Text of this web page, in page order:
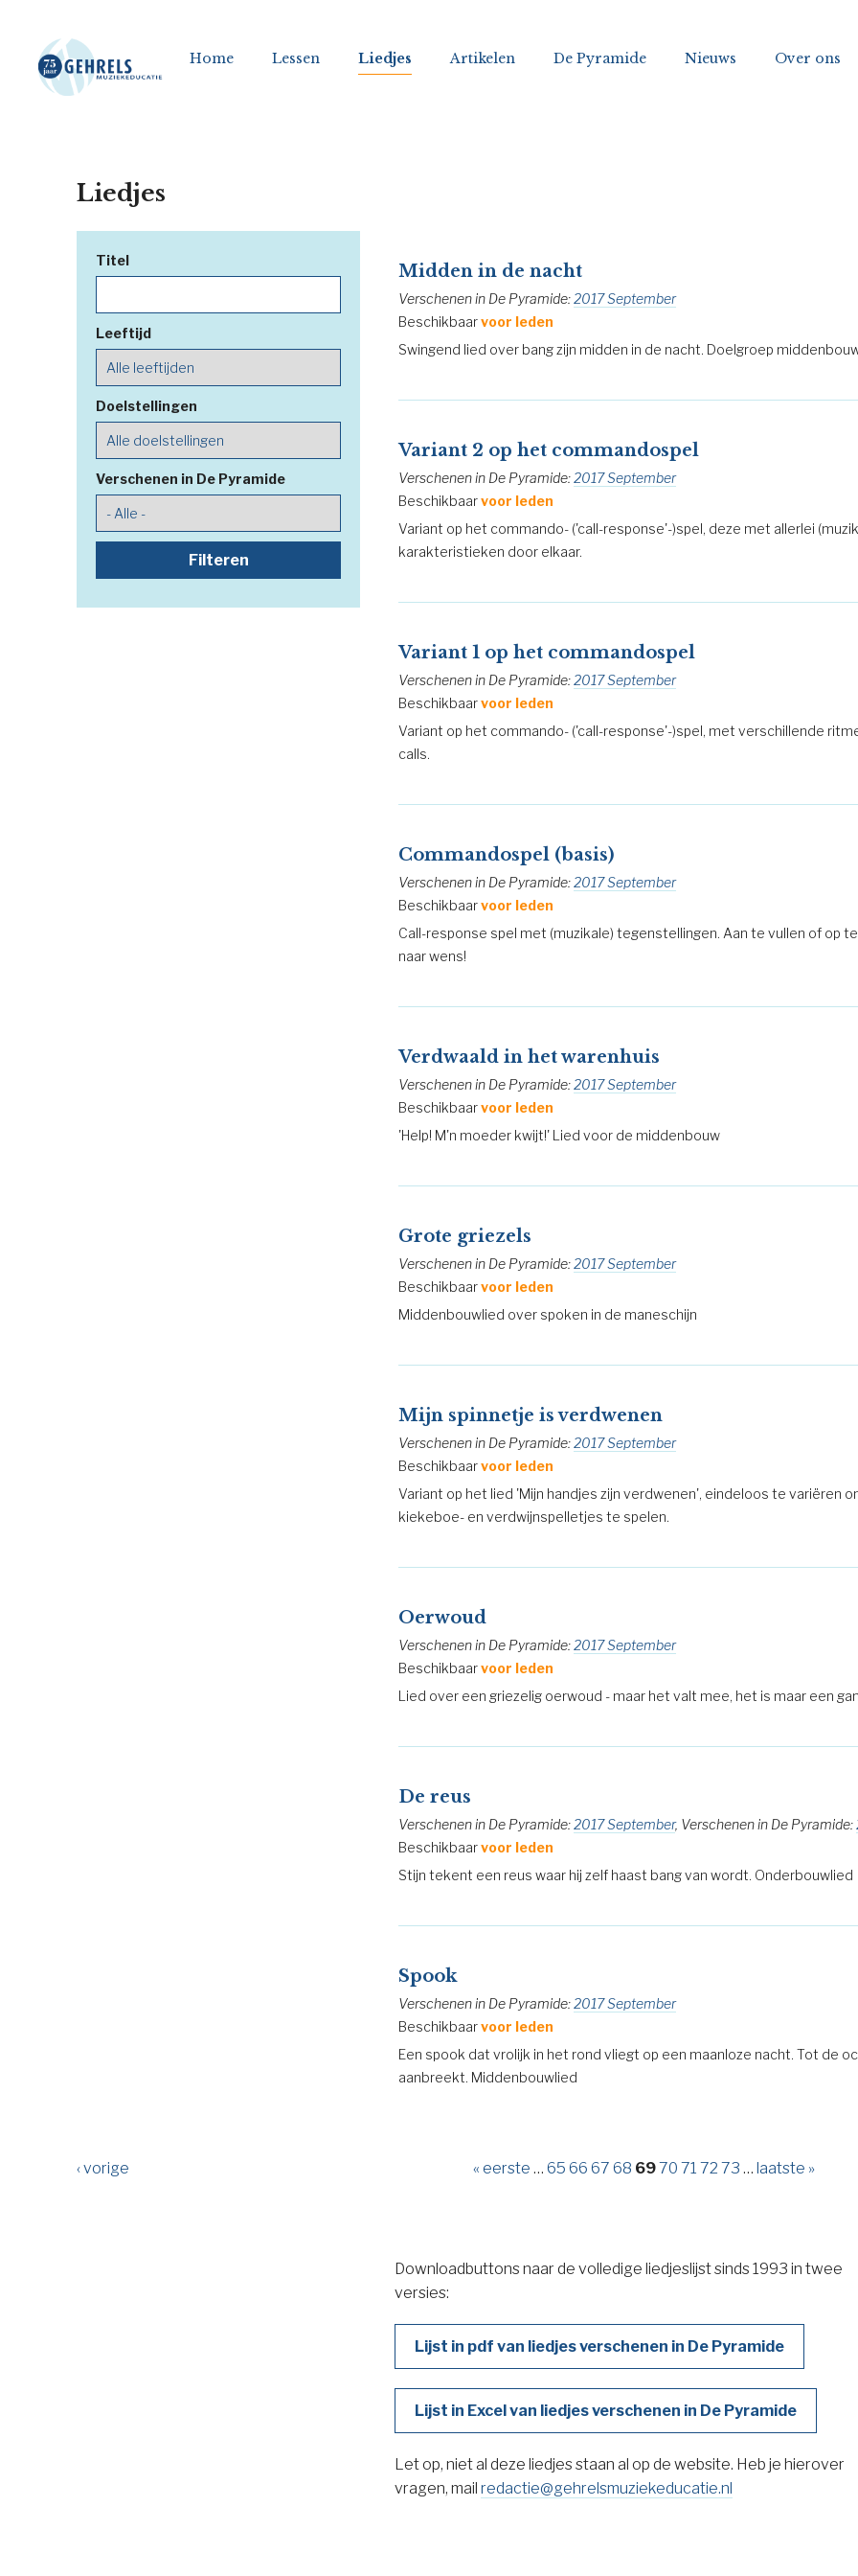
Home Lessen Liedjes Artikelen De Pyramide Nieuws Over ons
Liedjes
Titel
Leeftijd
Doelstellingen
Verschenen in De Pyramide
Midden in de nacht
Verschenen in De Pyramide:2017 September
Beschikbaarvoor leden
Swingend lied over bang zijn midden in de nacht. Doelgroep
Variant 2 op het commandospel
Verschenen in De Pyramide:2017 September
Beschikbaarvoor leden
Variant op het commando- ('call-response'-)spel, deze met allerlei
karakteristieken door elkaar.
Variant 1 op het commandospel
Verschenen in De Pyramide:2017 September
Beschikbaarvoor leden
Variant op het commando- ('call-response'-)spel, met verschillende
calls.
Commandospel (basis)
Verschenen in De Pyramide:2017 September
Beschikbaarvoor leden
Call-response spel met (muzikale) tegenstellingen. Aan te vullen of op
naar wens!
Verdwaald in het warenhuis
Verschenen in De Pyramide:2017 September
Beschikbaarvoor leden
'Help! M'n moeder kwijt!' Lied voor de middenbouw
Grote griezels
Verschenen in De Pyramide:2017 September
Beschikbaarvoor leden
Middenbouwlied over spoken in de maneschijn
Mijn spinnetje is verdwenen
Verschenen in De Pyramide:2017 September
Beschikbaarvoor leden
Variant op het lied 'Mijn handjes zijn verdwenen', eindeloos te variëren
kiekeboe- en verdwijnspelletjes te spelen.
Oerwoud
Verschenen in De Pyramide:2017 September
Beschikbaarvoor leden
Lied over een griezelig oerwoud - maar het valt mee, het is maar een
De reus
Verschenen in De Pyramide:2017 September, Verschenen in De Pyramide:
Beschikbaarvoor leden
Stijn tekent een reus waar hij zelf haast bang van wordt. Onderbouwlied
Spook
Verschenen in De Pyramide:2017 September
Beschikbaarvoor leden
Een spook dat vrolijk in het rond vliegt op een maanloze nacht. Tot de
aanbreekt. Middenbouwlied
« eerste
‹ vorige … 65 66 67 68 6970 71 72 73 … laatste »
Downloadbuttons naar de volledige liedjeslijst sinds 1993 in twee
versies:
Lijst in pdf van liedjes verschenen in De Pyramide
Lijst in Excel van liedjes verschenen in De Pyramide
Let op, niet al deze liedjes staan al op de website. Heb je hierover
vragen, mail redactie@gehrelsmuziekeducatie.nl